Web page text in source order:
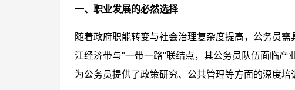
一、职业发展的必然选择
随着政府职能转变与社会治理复杂度提高，公务员
江经济带与"一带一路"联结点，其公务员队伍面临产
为公务员提供了政策研究、公共管理等方面的深度培